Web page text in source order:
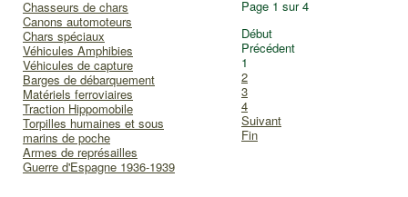
Chasseurs de chars
Canons automoteurs
Chars spéciaux
Véhicules Amphibies
Véhicules de capture
Barges de débarquement
Matériels ferroviaires
Traction Hippomobile
Torpilles humaines et sous
marins de poche
Armes de représailles
Guerre d'Espagne 1936-1939
Page 1 sur 4
Début
Précédent
1
2
3
4
Suivant
Fin